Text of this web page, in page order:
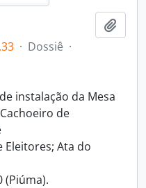
· Dossiê ·
instalação da Mesa
de
Eleitores; Ata do
(Piúma).